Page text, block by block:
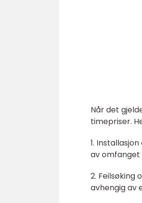
Når det
timepriser.
1.
av
2. Feilsøking
avhengig av